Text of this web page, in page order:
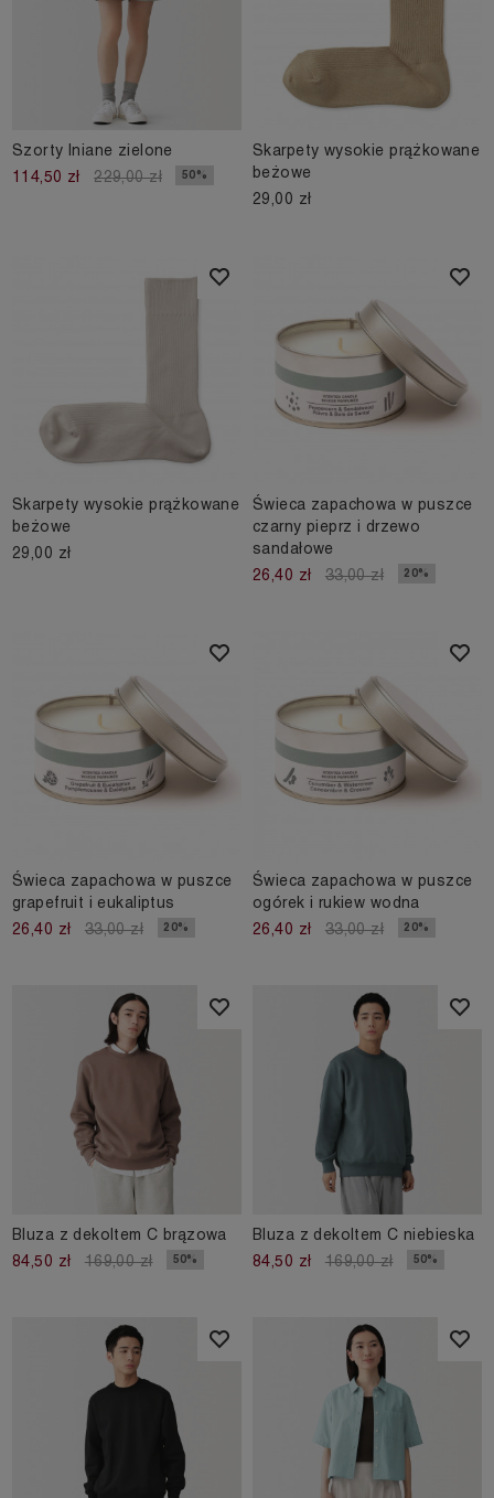
Szorty lniane zielone
114,50 zł
229,00 zł 50%
Skarpety wysokie prążkowane
beżowe
29,00 zł
Skarpety wysokie prążkowane
beżowe
29,00 zł
Świeca zapachowa w puszce
czarny pieprz i drzewo
sandałowe
26,40 zł
33,00 zł 20%
Świeca zapachowa w puszce
grapefruit i eukaliptus
26,40 zł
33,00 zł 20%
Świeca zapachowa w puszce
ogórek i rukiew wodna
26,40 zł
33,00 zł 20%
Bluza z dekoltem C brązowa
84,50 zł
169,00 zł 50%
Bluza z dekoltem C niebieska
84,50 zł
169,00 zł 50%